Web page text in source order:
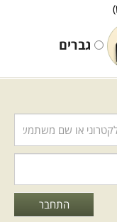
גברים